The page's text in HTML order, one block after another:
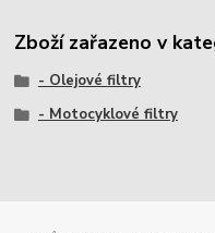
Zboží zařazeno v
- Olejové filtry
- Motocyklové filtry